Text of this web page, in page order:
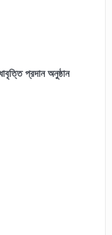
প্রদান অনুষ্ঠান